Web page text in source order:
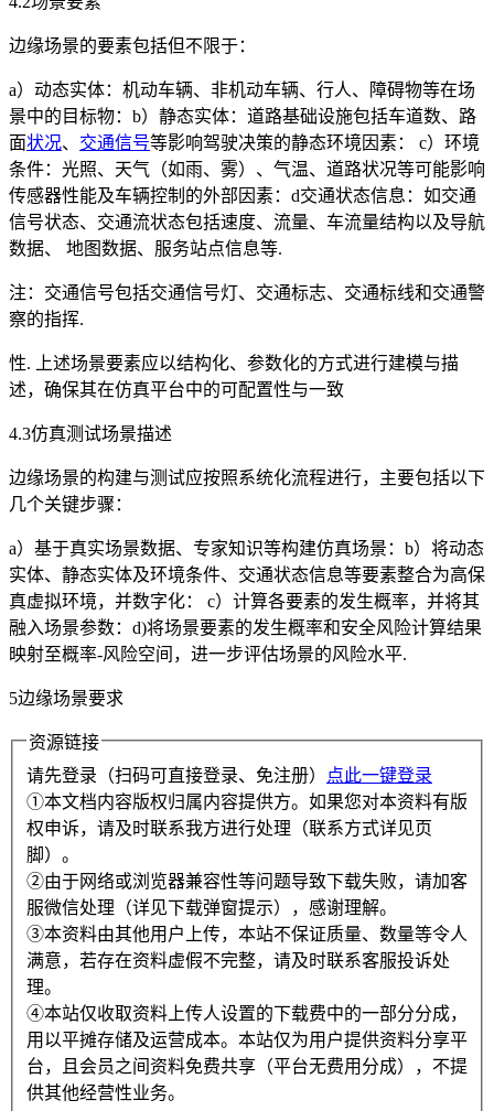
边缘场景的要素包括但不限于：
a）动态实体：机动车辆、非机动车辆、行人、障碍物等在场
景中的目标物：b）静态实体：道路基础设施包括车道数、路
面状况、 交通信号等影响驾驶决策的静态环境因素： c）环境
条件：光照、天气（如雨、雾）、气温、道路状况等可能影响
传感器性能及车辆控制的外部因素：d交通状态信息：如交通
信号状态、交通流状态包括速度、流量、车流量结构以及导航
数据、 地图数据、服务站点信息等.
注：交通信号包括交通信号灯、交通标志、交通标线和交通警
察的指挥.
性. 上述场景要素应以结构化、参数化的方式进行建模与描
述，确保其在仿真平台中的可配置性与一致
4.3仿真测试场景描述
边缘场景的构建与测试应按照系统化流程进行，主要包括以下
几个关键步骤：
a）基于真实场景数据、专家知识等构建仿真场景：b）将动态
实体、静态实体及环境条件、交通状态信息等要素整合为高保
真虚拟环境，并数字化： c）计算各要素的发生概率，并将其
融入场景参数：d)将场景要素的发生概率和安全风险计算结果
映射至概率-风险空间，进一步评估场景的风险水平.
5边缘场景要求
资源链接
请先登录（扫码可直接登录、免注册）
点此一键登录
①本文档内容版权归属内容提供方。如果您对本资料有版
权申诉，请及时联系我方进行处理（联系方式详见页
脚）。
②由于网络或浏览器兼容性等问题导致下载失败，请加客
服微信处理（详见下载弹窗提示），感谢理解。
③本资料由其他用户上传，本站不保证质量、数量等令人
满意，若存在资料虚假不完整，请及时联系客服投诉处
理。
④本站仅收取资料上传人设置的下载费中的一部分分成，
用以平摊存储及运营成本。本站仅为用户提供资料分享平
台，且会员之间资料免费共享（平台无费用分成），不提
供其他经营性业务。